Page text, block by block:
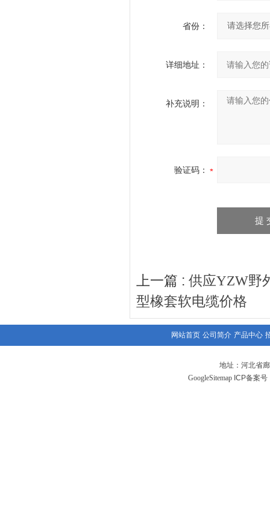
省份：
详细地址：
补充说明：
验证码：
上一篇 : 供应YZW野
型橡套软电缆价格
网站首页 公司简介 产品中心
地址：河北省
GoogleSitemap ICP备案号